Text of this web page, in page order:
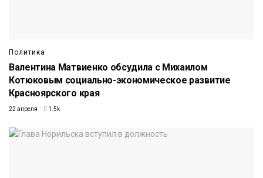
Политика
Валентина Матвиенко обсудила с Михаилом
Котюковым социально-экономическое развитие
Красноярского края
22 апреля 1.5k